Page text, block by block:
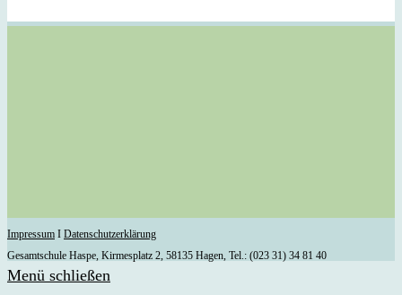
Impressum I Datenschutzerklärung
Gesamtschule Haspe, Kirmesplatz 2, 58135 Hagen, Tel.: (023 31) 34 81 40
Menü schließen